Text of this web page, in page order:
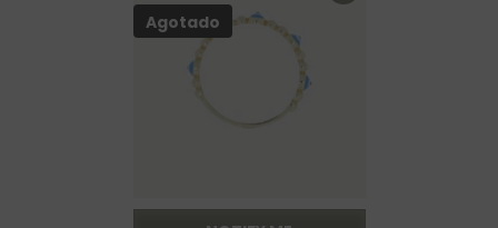
Agotado